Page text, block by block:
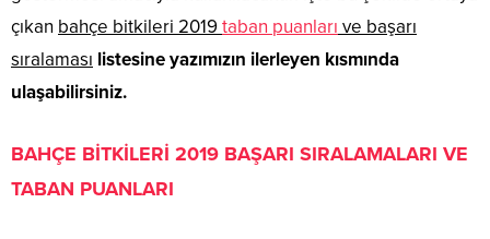
çıkan bahçe bitkileri 2019taban puanları ve başarı
sıralaması listesine yazımızın ilerleyen kısmında
ulaşabilirsiniz.
BAHÇE BİTKİLERİ 2019 BAŞARI SIRALAMALARI VE
TABAN PUANLARI